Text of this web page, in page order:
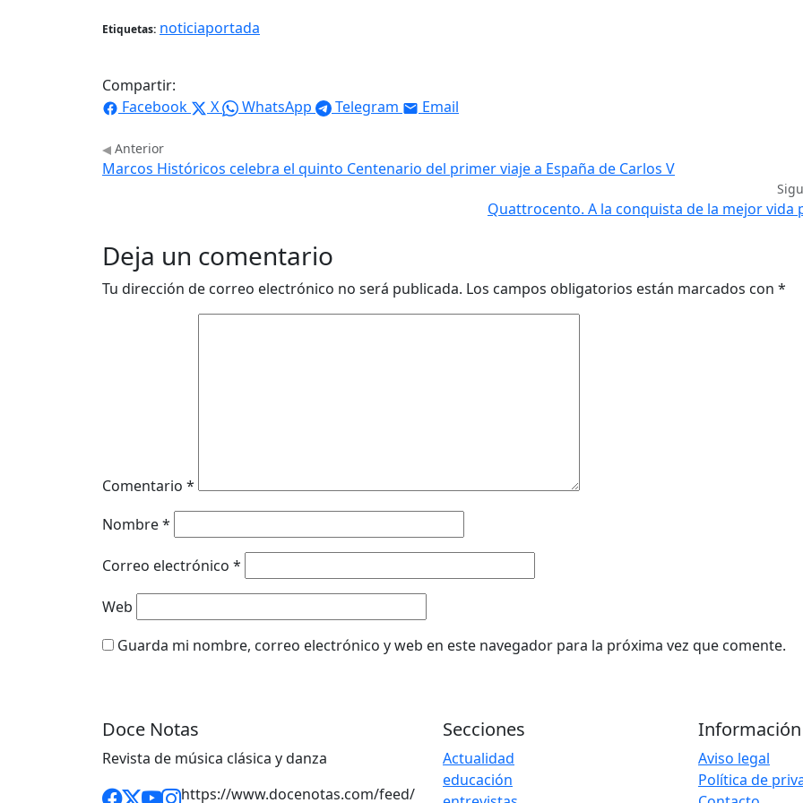
Etiquetas: noticiaportada
Compartir:
Facebook
X WhatsApp Telegram Email
Anterior
Marcos Históricos celebra el quinto Centenario del primer viaje a España de Carlos V
Quattrocento. A la conquista de la mejor vida
Deja un comentario
Tu dirección de correo electrónico no será publicada. Los campos obligatorios están marcados con *
Comentario *
Nombre*
Correo electrónico *
Web
Guarda mi nombre, correo electrónico y web en este navegador para la próxima vez que comente.
Doce Notas
Revista de música clásica y danza
https://www.docenotas.com/feed/
Secciones
Actualidad
educación
Información
Aviso legal
Política de